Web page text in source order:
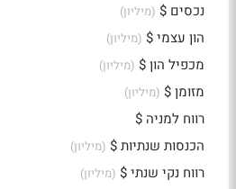
נכסים $ (מיליון)
הון עצמי $ (מיליון)
מכפיל הון $ (מיליון)
מזומן $ (מיליון)
רווח למניה $
הכנסות שנתיות $ (מיליון)
רווח נקי שנתי $ (מיליון)